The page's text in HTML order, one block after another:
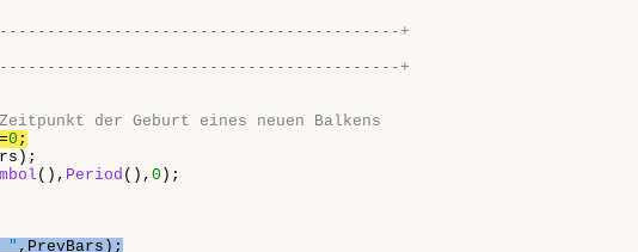
+
+
der Geburt eines neuen Balkens
0 ;
(), Period (), 0 );
" ,PrevBars);